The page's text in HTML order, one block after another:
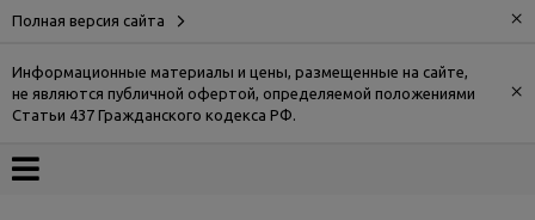
Полная версия сайта ×
Информационные материалы и цены, размещенные на сайте,
не являются публичной офертой, определяемой положениями
Статьи 437 Гражданского кодекса РФ.
×
О